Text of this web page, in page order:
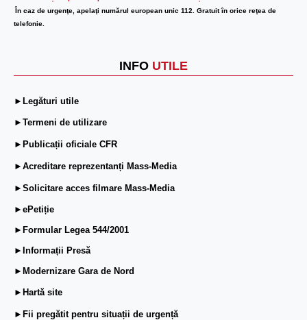
În caz de urgenţe, apelaţi numărul european unic 112. Gratuit în orice reţea de
telefonie.
INFO UTILE
►Legături utile
►Termeni de utilizare
►Publicații oficiale CFR
►Acreditare reprezentanți Mass-Media
►Solicitare acces filmare Mass-Media
►ePetiție
►Formular Legea 544/2001
►Informații Presă
►Modernizare Gara de Nord
►Hartă site
►Fii pregătit pentru situații de urgență